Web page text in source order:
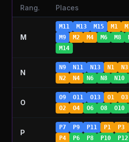
Rang. Places
M
M11 M13 M15 M1
M9
M2 M4 M6 M8
M14
N
N9 N11 N13 N1 N3
N2
N4 N6 N8 N10
O
O9 O11 O13 O1 O3
O2
O4 O6 O8 O10
P
P7 P9 P11 P1 P3
P4
P6 P8 P10 P12